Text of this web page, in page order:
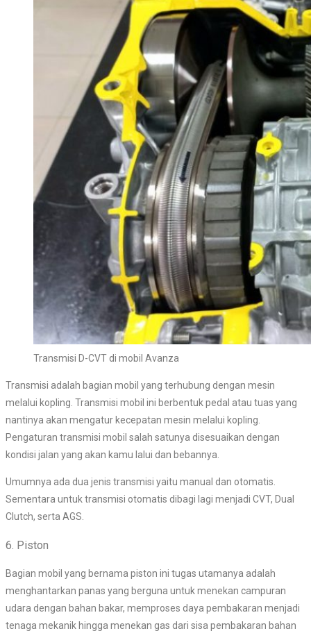
Transmisi D-CVT di mobil Avanza
Transmisi adalah bagian mobil yang terhubung dengan mesin
melalui kopling. Transmisi mobil ini berbentuk pedal atau tuas yang
nantinya akan mengatur kecepatan mesin melalui kopling.
Pengaturan transmisi mobil salah satunya disesuaikan dengan
kondisi jalan yang akan kamu lalui dan bebannya.
Umumnya ada dua jenis transmisi yaitu manual dan otomatis.
Sementara untuk transmisi otomatis dibagi lagi menjadi CVT, Dual
Clutch, serta AGS.
6. Piston
Bagian mobil yang bernama piston ini tugas utamanya adalah
menghantarkan panas yang berguna untuk menekan campuran
udara dengan bahan bakar, memproses daya pembakaran menjadi
tenaga mekanik hingga menekan gas dari sisa pembakaran bahan